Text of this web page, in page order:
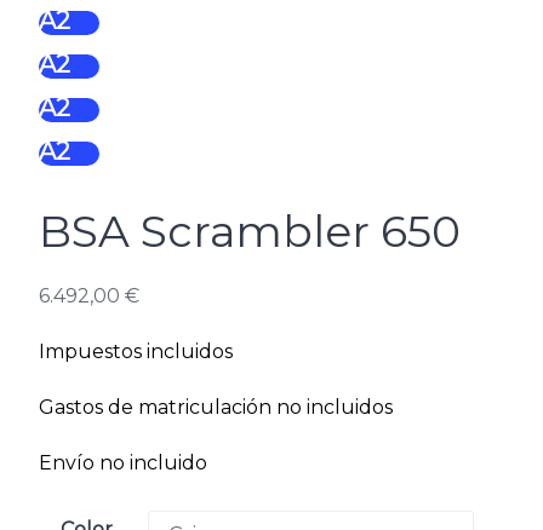
A2
A2
A2
A2
BSA Scrambler 650
6.492,00 €
Impuestos incluidos
Gastos de matriculación no incluidos
Envío no incluido